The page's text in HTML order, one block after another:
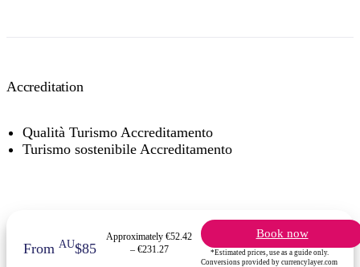
Accreditation
Qualità Turismo Accreditamento
Turismo sostenibile Accreditamento
FromAU$85
Approximately €52.42
– €231.27
Book now
*Estimated prices, use as a guide only.
Conversions provided by currencylayer.com